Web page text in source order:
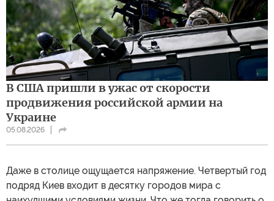
В США пришли в ужас от скорости
продвижения российской армии на
Украине
05.08.2026
Даже в столице ощущается напряжение. Четвертый год
подряд Киев входит в десятку городов мира с